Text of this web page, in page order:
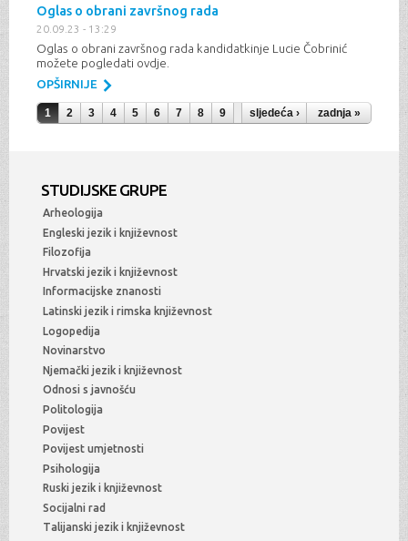
Oglas o obrani završnog rada
20.09.23 - 13:29
Oglas o obrani završnog rada kandidatkinje Lucie Čobrinić
možete pogledati ovdje.
OPŠIRNIJE
Stranice
1 2 3 4 5 6 7 8 9 …sljedeća › zadnja »
STUDIJSKE GRUPE
Arheologija
Engleski jezik i književnost
Filozofija
Hrvatski jezik i književnost
Informacijske znanosti
Latinski jezik i rimska književnost
Logopedija
Novinarstvo
Njemački jezik i književnost
Odnosi s javnošću
Politologija
Povijest
Povijest umjetnosti
Psihologija
Ruski jezik i književnost
Socijalni rad
Talijanski jezik i književnost